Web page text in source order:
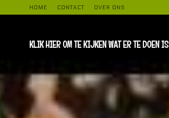
HOME CONTACT OVER ONS
KLIK HIER OM TE KIJKEN WAT ER TE DOEN IS